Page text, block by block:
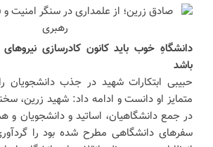
دانشگاهِ خوب باید کانون کادرسازی نیروهای
باشد
حبیبی ابتکارات شهید در جذب دانشجویان
متمایز او دانست و ادامه داد: شهید زرین،
در جمع دانشگاهیان، اساتید و دانشجویان و
سفرهای دانشگاهی مطرح شده بود را